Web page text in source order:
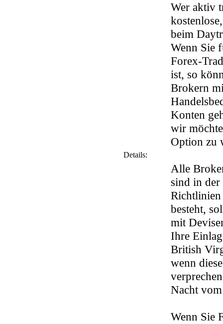
Details:
Wer aktiv
beim
Wenn Sie
Forex-
ist, so
Brokern
Konten
wir
Option zu
Alle
sind in der
besteht,
mit
Ihre
British
wenn
Nacht
Wenn Sie